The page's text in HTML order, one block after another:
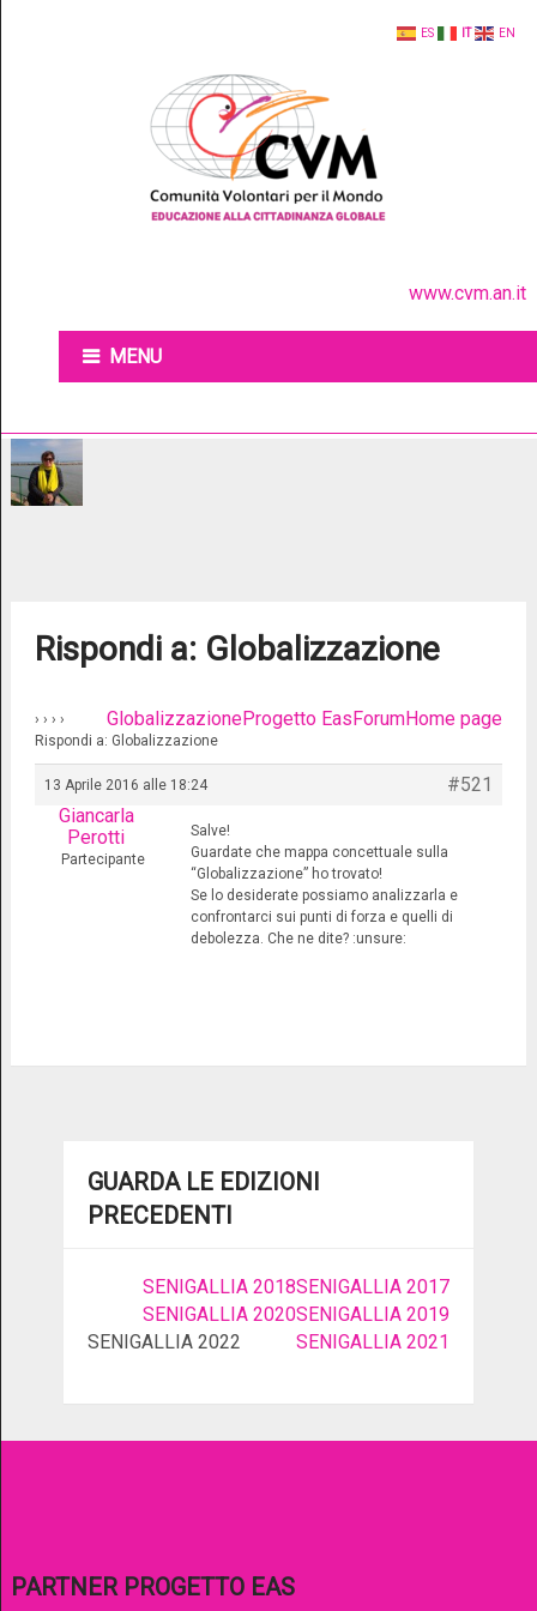
www.cvm.an.it
MENU
Rispondi a: Globalizzazione
Home page
› Forum
› Progetto Eas
› Globalizzazione
›
Rispondi a: Globalizzazione
13 Aprile 2016 alle 18:24
#521
Giancarla
Perotti
Partecipante
Salve!
Guardate che mappa concettuale sulla
“Globalizzazione” ho trovato!
Se lo desiderate possiamo analizzarla e
confrontarci sui punti di forza e quelli di
debolezza. Che ne dite? :unsure:
GUARDA LE EDIZIONI
PRECEDENTI
SENIGALLIA 2017
SENIGALLIA 2018
SENIGALLIA 2019
SENIGALLIA 2020
SENIGALLIA 2021
SENIGALLIA 2022
PARTNER PROGETTO EAS
EN
IT
ES